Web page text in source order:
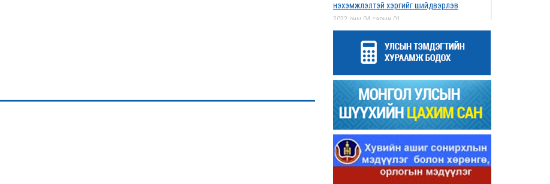
нэхэмжлэлтэй хэргийг шийдвэрлэв
2022 оны 04 сарын 01
2022 оны 03 сарын 31
Нээлттэй ажлын байрны зар
2022 оны 03 сарын 31
Д.Гүрсоронз нарт холбогдох хэргийг
хяналтын шатны шүүх хуралдаанаар
хэлэлцүүлэхээс татгалзав
2022 оны 03 сарын 30
Дээд шүүхийн нийт шүүгчийн хуралдаан